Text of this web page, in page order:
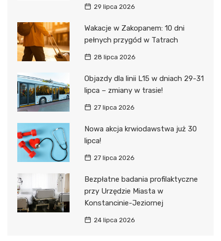
29 lipca 2026
Wakacje w Zakopanem: 10 dni
pełnych przygód w Tatrach
28 lipca 2026
Objazdy dla linii L15 w dniach 29-31
lipca – zmiany w trasie!
27 lipca 2026
Nowa akcja krwiodawstwa już 30
lipca!
27 lipca 2026
Bezpłatne badania profilaktyczne
przy Urzędzie Miasta w
Konstancinie-Jeziornej
24 lipca 2026